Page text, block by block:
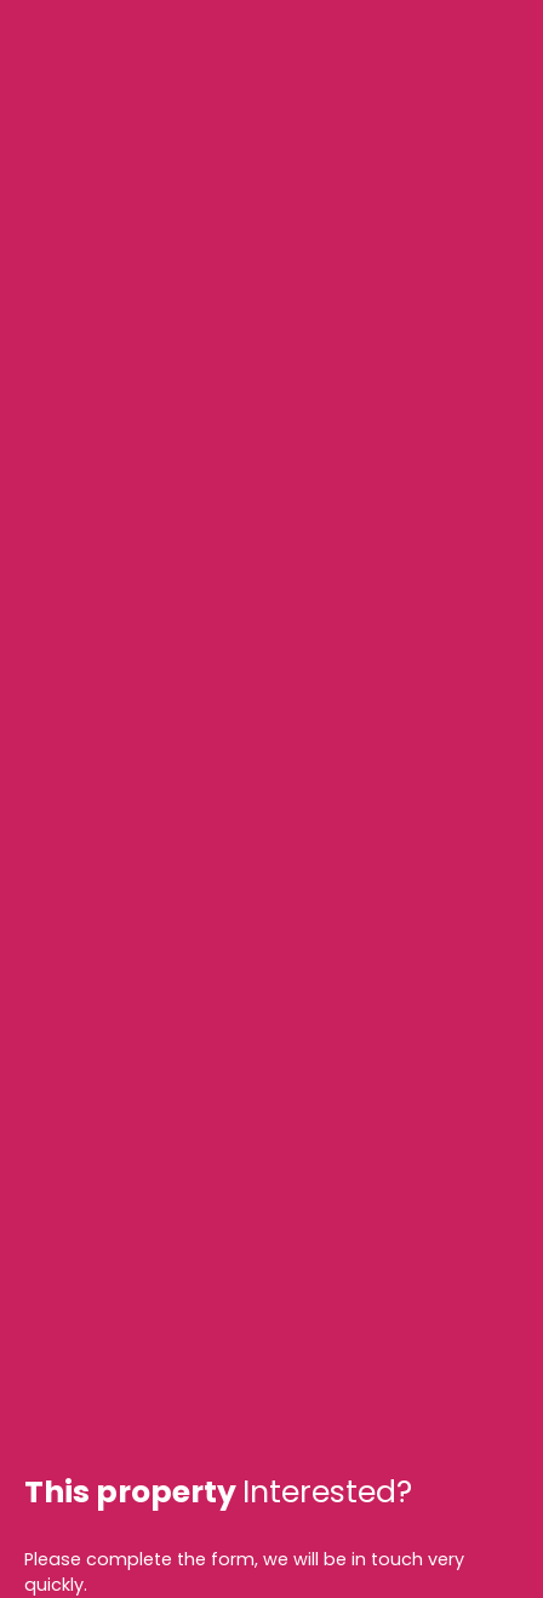
This property Interested?
Please complete the form, we will be in touch very
quickly.